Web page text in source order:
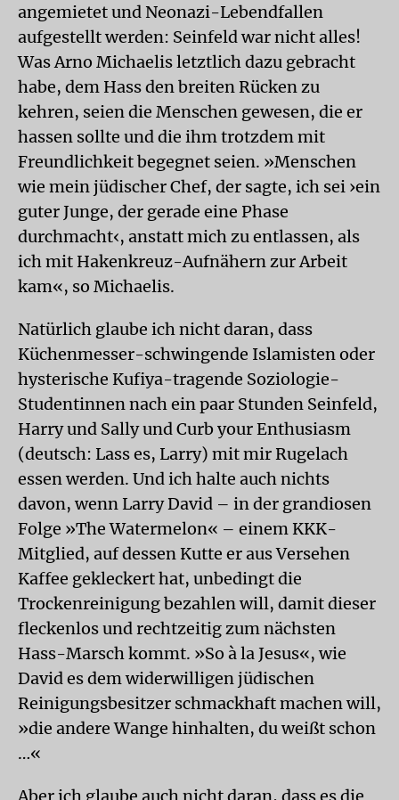
angemietet und Neonazi-Lebendfallen
aufgestellt werden: Seinfeld war nicht alles!
Was Arno Michaelis letztlich dazu gebracht
habe, dem Hass den breiten Rücken zu
kehren, seien die Menschen gewesen, die er
hassen sollte und die ihm trotzdem mit
Freundlichkeit begegnet seien. »Menschen
wie mein jüdischer Chef, der sagte, ich sei ›ein
guter Junge, der gerade eine Phase
durchmacht‹, anstatt mich zu entlassen, als
ich mit Hakenkreuz-Aufnähern zur Arbeit
kam«, so Michaelis.
Natürlich glaube ich nicht daran, dass
Küchenmesser-schwingende Islamisten oder
hysterische Kufiya-tragende Soziologie-
Studentinnen nach ein paar Stunden Seinfeld,
Harry und Sally und Curb your Enthusiasm
(deutsch: Lass es, Larry) mit mir Rugelach
essen werden. Und ich halte auch nichts
davon, wenn Larry David – in der grandiosen
Folge »The Watermelon« – einem KKK-
Mitglied, auf dessen Kutte er aus Versehen
Kaffee gekleckert hat, unbedingt die
Trockenreinigung bezahlen will, damit dieser
fleckenlos und rechtzeitig zum nächsten
Hass-Marsch kommt. »So à la Jesus«, wie
David es dem widerwilligen jüdischen
Reinigungsbesitzer schmackhaft machen will,
»die andere Wange hinhalten, du weißt schon
…«
Aber ich glaube auch nicht daran, dass es die